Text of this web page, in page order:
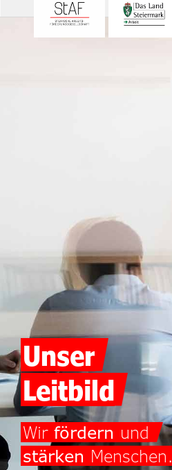
Unser
Leitbild
Wir fördern und
stärken Menschen.